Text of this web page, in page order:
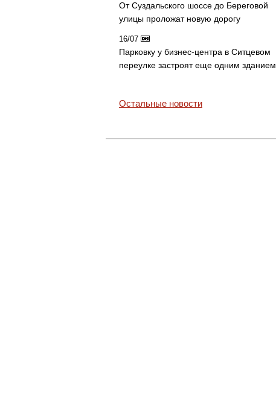
От Суздальского шоссе до Береговой
улицы проложат новую дорогу
16/07
Парковку у бизнес-центра в Ситцевом
переулке застроят еще одним зданием
Остальные новости